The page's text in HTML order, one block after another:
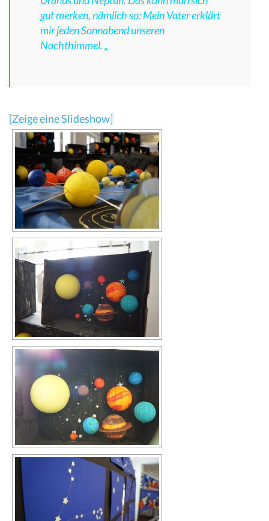
gut merken, nämlich so: Mein Vater erklärt
mir jeden Sonnabend unseren
Nachthimmel. „
[Zeige eine Slideshow]